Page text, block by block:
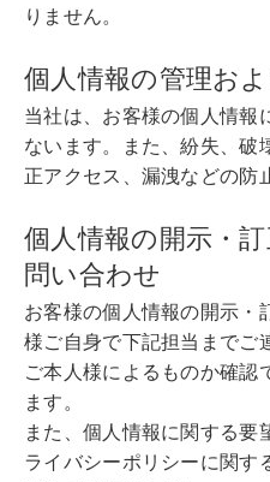
りません。
個人情報の管理お
当社は、お客様の個人情報
ないます。また、紛失、破
正アクセス、漏洩などの防
個人情報の開示・
問い合わせ
お客様の個人情報の開示・
様ご自身で下記担当までご
ご本人様によるものか確認
ます。
また、個人情報に関する
ライバシーポリシーに関す